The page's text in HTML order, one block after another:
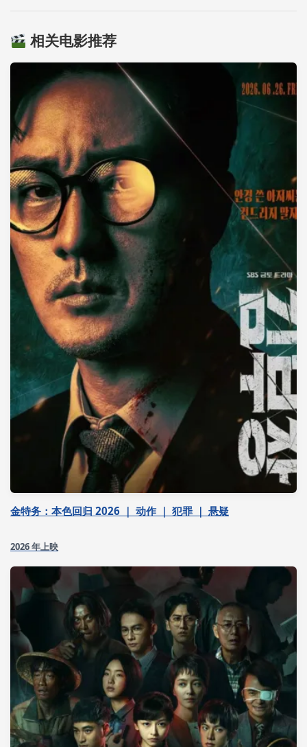
相关电影推荐
金特务：本色回归 2026 ｜ 动作 ｜ 犯罪 ｜ 悬疑
2026 年上映